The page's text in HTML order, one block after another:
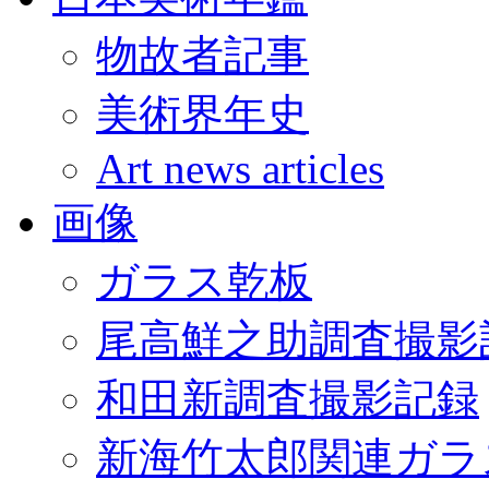
物故者記事
美術界年史
Art news articles
画像
ガラス乾板
尾高鮮之助調査撮
和田新調査撮影記録
新海竹太郎関連ガ